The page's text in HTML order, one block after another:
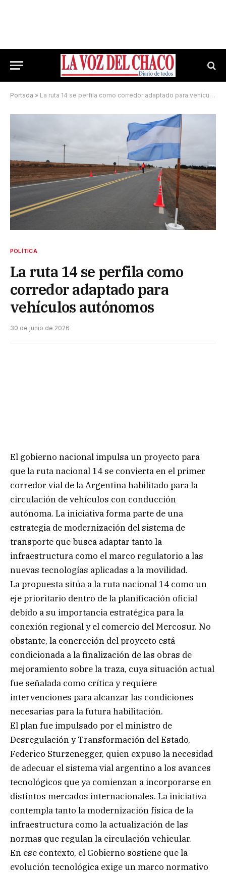
Portada » La ruta 14 se perfila como corredor adaptado para vehículos autónomos
POLÍTICA
La ruta 14 se perfila como
corredor adaptado para
vehículos autónomos
30 de junio de 2026
El gobierno nacional impulsa un proyecto para
que la ruta nacional 14 se convierta en el primer
corredor vial de la Argentina habilitado para la
circulación de vehículos con conducción
autónoma. La iniciativa forma parte de una
estrategia de modernización del sistema de
transporte que busca adaptar tanto la
infraestructura como el marco regulatorio a las
nuevas tecnologías aplicadas a la movilidad.
La propuesta sitúa a la ruta nacional 14 como un
eje prioritario dentro de la planificación oficial
debido a su importancia estratégica para la
conexión regional y el comercio del Mercosur. No
obstante, la concreción del proyecto está
condicionada a la finalización de las obras de
mejoramiento sobre la traza, cuya situación actual
fue señalada como crítica y requiere
intervenciones para alcanzar las condiciones
necesarias para la futura habilitación.
El plan fue impulsado por el ministro de
Desregulación y Transformación del Estado,
Federico Sturzenegger, quien expuso la necesidad
de adecuar el sistema vial argentino a los avances
tecnológicos que ya comienzan a incorporarse en
distintos mercados internacionales. La iniciativa
contempla tanto la modernización física de la
infraestructura como la actualización de las
normas que regulan la circulación vehicular.
En ese contexto, el Gobierno sostiene que la
evolución tecnológica exige un marco normativo